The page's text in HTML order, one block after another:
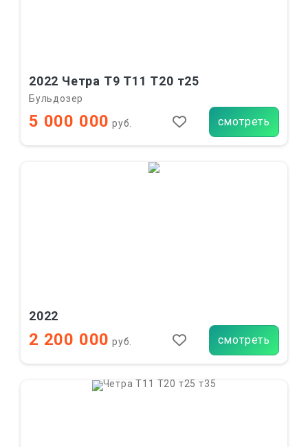
2022 Четра Т9 Т11 Т20 т25
Бульдозер
5 000 000 руб. смотреть
2022
2 200 000 руб. смотреть